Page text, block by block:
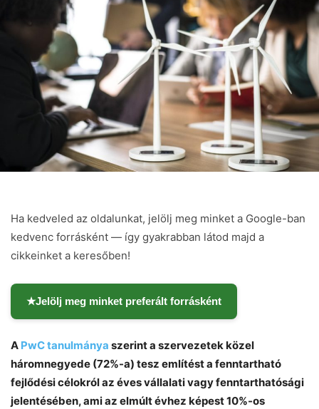
Ha kedveled az oldalunkat, jelölj meg minket a Google-ban
kedvenc forrásként — így gyakrabban látod majd a
cikkeinket a keresőben!
★Jelölj meg minket preferált forrásként
A PwC tanulmánya szerint a szervezetek közel
háromnegyede (72%-a) tesz említést a fenntartható
fejlődési célokról az éves vállalati vagy fenntarthatósági
jelentésében, ami az elmúlt évhez képest 10%-os